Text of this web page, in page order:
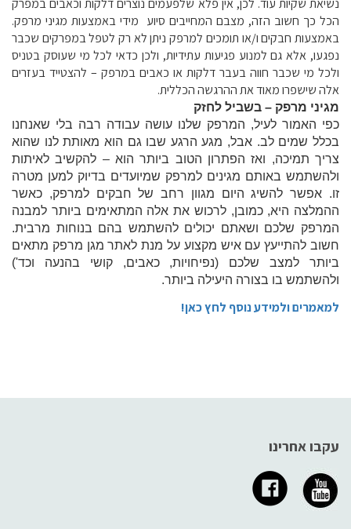
נשיאת שקיות עוד. לכן, אין פלא שלפעמים נוצרים דלקות וכאבים במפרק
הכל כך חשוב הזה, מצבם המחייבים סיוע מידי באמצעות מגיני מרפק.
באמצעות חבקים ו/או תומכים למרפק ניתן לא רק לטפל במפרקים שכבר
נפגעו, אלא גם למנוע פגיעות עתידיות, ולכן כדאי לכל מי שעוסק בטניס
ולכל מי שכבר חווה בעבר דלקות או כאבים במרפק – להצטייד בעזרים
אלה שישפרו מאוד את ההרגשה הכללית.
מגיני מרפק – בשביל לחזק
כפי האמור לעיל, המרפק שלנו עושה עבודה רבה בלי שאנחנו
בכלל שמים לב. אבל, מגע הרגע שבו גם הוא מאותת לנו שהוא
צריך תמיכה, ואז הפתרון הטוב ביותר הוא – להקשיב לאיתות
ולהשתמש באותם מגינים למרפק שמיועדים בדיוק למען מטרה
זו. אפשר להשיג היום מגוון רחב של חבקים למרפק, כאשר
ההמלצה היא, כמובן, לרכוש את אלה המתאימים ביותר למבנה
המרפק שלכם ושאתם יכולים להשתמש בהם בנוחות מרבית.
חשוב להתייעץ עם איש מקצוע על מנת לאתר מגן מרפק מתאים
ביותר למצב שלכם (נפיחויות, כאבים, קושי בהנעה וכד')
ולהשתמש בו בצורה היעילה ביותר.
למאמרים ולמידע נוסף לחץ כאן!
עקבו אחרינו